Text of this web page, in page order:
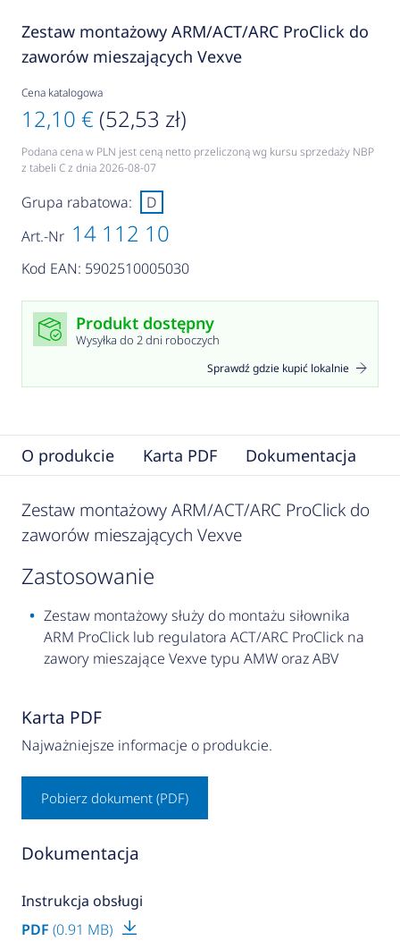
Zestaw montażowy ARM/ACT/ARC ProClick do
zaworów mieszających Vexve
Cena katalogowa
12,10 € (52,53 zł)
Podana cena w PLN jest ceną netto przeliczoną wg kursu sprzedaży NBP
z tabeli C z dnia 2026-08-07
Art.-Nr 14 112 10
Kod EAN: 5902510005030
Grupa rabatowa: D
Produkt dostępny
Wysyłka do 2 dni roboczych
Sprawdź gdzie kupić lokalnie
O produkcie Karta PDF Dokumentacja
Zestaw montażowy ARM/ACT/ARC ProClick do
zaworów mieszających Vexve
zastosowanie
Zestaw montażowy służy do montażu siłownika
ARM ProClick lub regulatora ACT/ARC ProClick na
zawory mieszające Vexve typu AMW oraz ABV
Karta PDF
Najważniejsze informacje o produkcie.
Pobierz dokument (PDF)
Dokumentacja
Instrukcja obsługi
PDF (0.91 MB)